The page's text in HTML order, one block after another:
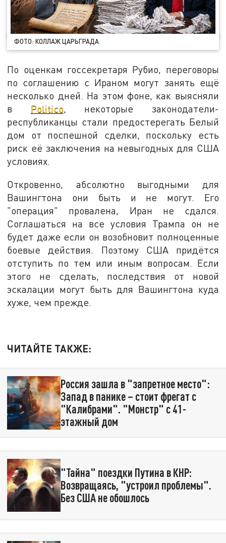
ФОТО: КОЛЛАЖ ЦАРЬГРАДА
По оценкам госсекретаря Рубио, переговоры
по соглашению с Ираном могут занять ещё
несколько дней. На этом фоне, как выясняли
в Politico, некоторые законодатели-
республиканцы стали предостерегать Белый
дом от поспешной сделки, поскольку есть
риск её заключения на невыгодных для США
условиях.
Откровенно, абсолютно выгодными для
Вашингтона они быть и не могут. Его
"операция" провалена, Иран не сдался.
Соглашаться на все условия Трампа он не
будет даже если он возобновит полноценные
боевые действия. Поэтому США придётся
отступить по тем или иным вопросам. Если
этого не сделать, последствия от новой
эскалации могут быть для Вашингтона куда
хуже, чем прежде.
ЧИТАЙТЕ ТАКЖЕ:
Россия зашла в "запретное место":
Запад в панике – стоит фрегат с
"Калибрами". "Монстр" с 41-
этажный дом
"Тайна" поездки Путина в КНР:
Возвращаясь, "устроил проблемы".
Без США не обошлось